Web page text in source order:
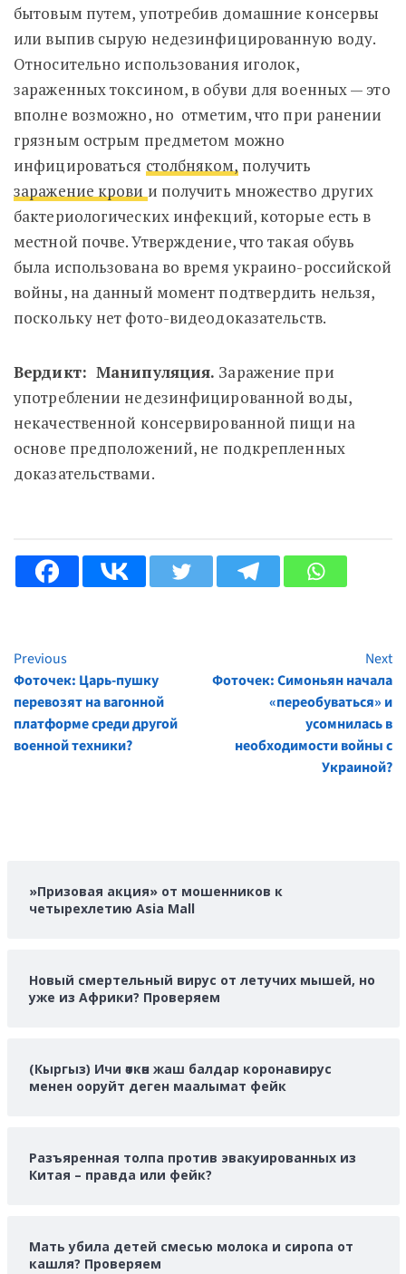
бытовым путем, употребив домашние консервы
или выпив сырую недезинфицированную воду.
Относительно использования иголок,
зараженных токсином, в обуви для военных — это
вполне возможно, но отметим, что при ранении
грязным острым предметом можно
инфицироваться столбняком, получить
заражение крови и получить множество других
бактериологических инфекций, которые есть в
местной почве. Утверждение, что такая обувь
была использована во время украино-российской
войны, на данный момент подтвердить нельзя,
поскольку нет фото-видеодоказательств.
Вердикт: Манипуляция. Заражение при
употреблении недезинфицированной воды,
некачественной консервированной пищи на
основе предположений, не подкрепленных
доказательствами.
Continue
Reading
Previous
Фоточек: Царь-пушку
перевозят на вагонной
платформе среди другой
военной техники?
Next
Фоточек: Симоньян начала
«переобуваться» и
усомнилась в
необходимости войны с
Украиной?
»Призовая акция» от мошенников к
четырехлетию Asia Mall
Новый смертельный вирус от летучих мышей, но
уже из Африки? Проверяем
(Кыргыз) Ичи өткөн жаш балдар коронавирус
менен ооруйт деген маалымат фейк
Разъяренная толпа против эвакуированных из
Китая – правда или фейк?
Мать убила детей смесью молока и сиропа от
кашля? Проверяем